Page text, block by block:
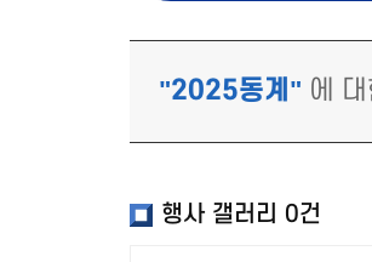
"2025동계" 에
행사 갤러리 0건